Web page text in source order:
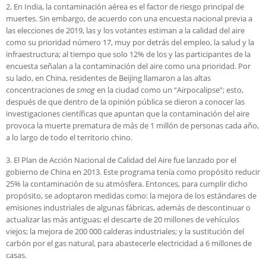
2. En India, la contaminación aérea es el factor de riesgo principal de
muertes. Sin embargo, de acuerdo con una encuesta nacional previa a
las elecciones de 2019, las y los votantes estiman a la calidad del aire
como su prioridad número 17, muy por detrás del empleo, la salud y la
infraestructura; al tiempo que solo 12% de los y las participantes de la
encuesta señalan a la contaminación del aire como una prioridad. Por
su lado, en China, residentes de Beijing llamaron a las altas
concentraciones desmogen la ciudad como un “Airpocalipse”; esto,
después de que dentro de la opinión pública se dieron a conocer las
investigaciones científicas que apuntan que la contaminación del aire
provoca la muerte prematura de más de 1 millón de personas cada año,
a lo largo de todo el territorio chino.
3. El Plan de Acción Nacional de Calidad del Aire fue lanzado por el
gobierno de China en 2013. Este programa tenía como propósito reducir
25% la contaminación de su atmósfera. Entonces, para cumplir dicho
propósito, se adoptaron medidas como: la mejora de los estándares de
emisiones industriales de algunas fábricas, además de descontinuar o
actualizar las más antiguas; el descarte de 20 millones de vehículos
viejos; la mejora de 200 000 calderas industriales; y la sustitución del
carbón por el gas natural, para abastecerle electricidad a 6 millones de
casas.